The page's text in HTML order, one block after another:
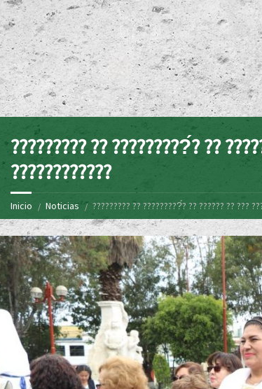
????????? ?? ?????????́? ??
????????????
Inicio Noticias ????????? ?? ?????????́? ?? ?????? ?? ???